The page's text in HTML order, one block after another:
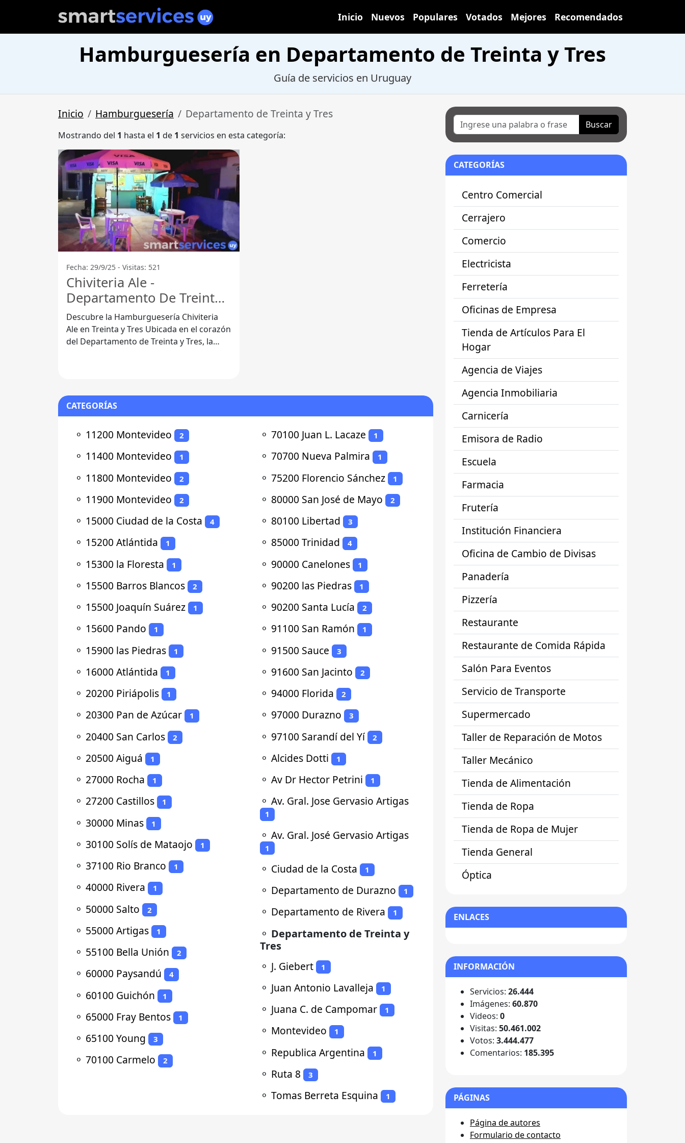
Inicio Nuevos Populares Votados Mejores Recomendados
Hamburguesería en Departamento de Treinta y Tres
Guía de servicios en Uruguay
Inicio Hamburguesería Departamento de Treinta y Tres
Mostrando del 1 hasta el 1 de 1 servicios en esta categoría:
Fecha: 29/9/25 - Visitas: 521
Chiviteria Ale -
Departamento De Treinta
Y Tres
Descubre la Hamburguesería Chiviteria
Ale en Treinta y Tres Ubicada en el corazón
del Departamento de Treinta y Tres, la
CATEGORÍAS
⚬ 11200 Montevideo 2
⚬ 11400 Montevideo 1
⚬ 11800 Montevideo 2
⚬ 11900 Montevideo 2
⚬ 15000 Ciudad de la Costa 4
⚬ 15200 Atlántida 1
⚬ 15300 la Floresta 1
⚬ 15500 Barros Blancos 2
⚬ 15500 Joaquín Suárez 1
⚬ 15600 Pando 1
⚬ 15900 las Piedras 1
⚬ 16000 Atlántida 1
⚬ 20200 Piriápolis 1
⚬ 20300 Pan de Azúcar 1
⚬ 20400 San Carlos 2
⚬ 20500 Aiguá 1
⚬ 27000 Rocha 1
⚬ 27200 Castillos 1
⚬ 30000 Minas 1
⚬ 30100 Solís de Mataojo 1
⚬ 37100 Rio Branco 1
⚬ 40000 Rivera 1
⚬ 50000 Salto 2
⚬ 55000 Artigas 1
⚬ 55100 Bella Unión 2
⚬ 60000 Paysandú 4
⚬ 60100 Guichón 1
⚬ 65000 Fray Bentos 1
⚬ 65100 Young 3
⚬ 70100 Carmelo 2
⚬ 70100 Juan L. Lacaze 1
⚬ 70700 Nueva Palmira 1
⚬ 75200 Florencio Sánchez 1
⚬ 80000 San José de Mayo 2
⚬ 80100 Libertad 3
⚬ 85000 Trinidad 4
⚬ 90000 Canelones 1
⚬ 90200 las Piedras 1
⚬ 90200 Santa Lucía 2
⚬ 91100 San Ramón 1
⚬ 91500 Sauce 3
⚬ 91600 San Jacinto 2
⚬ 94000 Florida 2
⚬ 97000 Durazno 3
⚬ 97100 Sarandí del Yí 2
⚬ Alcides Dotti 1
⚬ Av Dr Hector Petrini 1
⚬ Av. Gral. Jose Gervasio Artigas
1
⚬ Av. Gral. José Gervasio Artigas
1
⚬ Ciudad de la Costa 1
⚬ Departamento de Durazno 1
⚬ Departamento de Rivera 1
⚬ Departamento de Treinta y
Tres
⚬ J. Giebert 1
⚬ Juan Antonio Lavalleja 1
⚬ Juana C. de Campomar 1
⚬ Montevideo 1
⚬ Republica Argentina 1
⚬ Ruta 8 3
⚬ Tomas Berreta Esquina 1
Buscar
CATEGORÍAS
Centro Comercial
Cerrajero
Comercio
Electricista
Ferretería
Oficinas de Empresa
Tienda de Artículos Para El
Hogar
Agencia de Viajes
Agencia Inmobiliaria
Carnicería
Emisora de Radio
Escuela
Farmacia
Frutería
Institución Financiera
Oficina de Cambio de Divisas
Panadería
Pizzería
Restaurante
Restaurante de Comida Rápida
Salón Para Eventos
Servicio de Transporte
Supermercado
Taller de Reparación de Motos
Taller Mecánico
Tienda de Alimentación
Tienda de Ropa
Tienda de Ropa de Mujer
Tienda General
Óptica
ENLACES
INFORMACIÓN
Servicios: 26.444
Imágenes: 60.870
Videos: 0
Visitas: 50.461.002
Votos: 3.444.477
Comentarios: 185.395
PÁGINAS
Página de autores
Formulario de contacto